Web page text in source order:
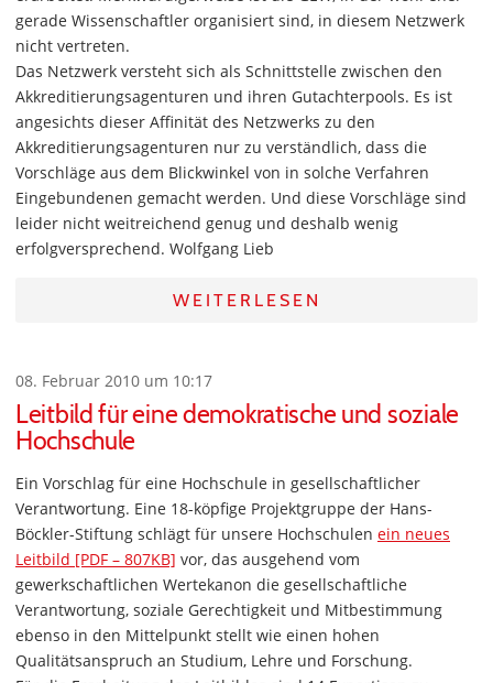
gerade Wissenschaftler organisiert sind, in diesem Netzwerk
nicht vertreten.
Das Netzwerk versteht sich als Schnittstelle zwischen den
Akkreditierungsagenturen und ihren Gutachterpools. Es ist
angesichts dieser Affinität des Netzwerks zu den
Akkreditierungsagenturen nur zu verständlich, dass die
Vorschläge aus dem Blickwinkel von in solche Verfahren
Eingebundenen gemacht werden. Und diese Vorschläge sind
leider nicht weitreichend genug und deshalb wenig
erfolgversprechend. Wolfgang Lieb
WEITERLESEN
08. Februar 2010 um 10:17
Leitbild für eine demokratische und soziale
Hochschule
Ein Vorschlag für eine Hochschule in gesellschaftlicher
Verantwortung. Eine 18-köpfige Projektgruppe der Hans-
Böckler-Stiftung schlägt für unsere Hochschulen ein neues
Leitbild [PDF – 807KB] vor, das ausgehend vom
gewerkschaftlichen Wertekanon die gesellschaftliche
Verantwortung, soziale Gerechtigkeit und Mitbestimmung
ebenso in den Mittelpunkt stellt wie einen hohen
Qualitätsanspruch an Studium, Lehre und Forschung.